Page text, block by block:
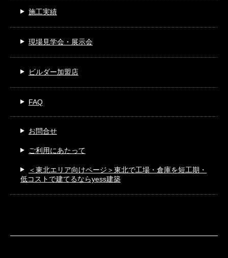
施工実績
現場見学会・展示会
ビルダー加盟店
FAQ
お問合せ
ご利用にあたって
＜東北エリア向けページ＞東北で工場・倉庫を短工期・
低コストで建てるならyess建築